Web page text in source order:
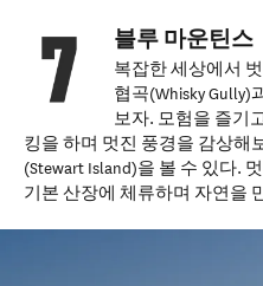
블루 마운틴스
복잡한 세상에서
협곡(Whisky Gully)
보자. 모험을 즐기
킹을 하며 멋진 풍경을 감상해
(Stewart Island)을 볼 수 있다.
기본 산장에 체류하며 자연을